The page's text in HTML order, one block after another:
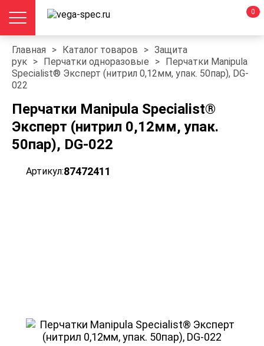
0
Главная > Каталог товаров > Защита
рук > Перчатки одноразовые > Перчатки Manipula
Specialist® Эксперт (нитрил 0,12мм, упак. 50пар), DG-
022
Перчатки Manipula Specialist®
Эксперт (нитрил 0,12мм, упак.
50пар), DG-022
Артикул:87472411